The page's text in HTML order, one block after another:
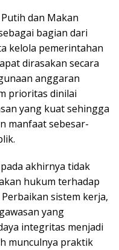
dan Makan
bagian dari
kelola pemerintahan
dirasakan secara
anggaran
prioritas dinilai
yang kuat sehingga
manfaat sebesar-
akhirnya tidak
hukum terhadap
sistem kerja,
yang
integritas menjadi
munculnya praktik